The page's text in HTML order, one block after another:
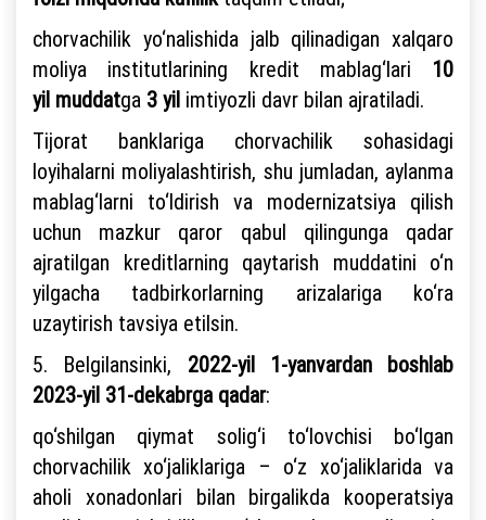
chorvachilik yo‘nalishida jalb qilinadigan xalqaro
moliya institutlarining kredit mablag‘lari 10
yil muddatga 3 yil imtiyozli davr bilan ajratiladi.
Tijorat banklariga chorvachilik sohasidagi
loyihalarni moliyalashtirish, shu jumladan, aylanma
mablag‘larni to‘ldirish va modernizatsiya qilish
uchun mazkur qaror qabul qilingunga qadar
ajratilgan kreditlarning qaytarish muddatini o‘n
yilgacha tadbirkorlarning arizalariga ko‘ra
uzaytirish tavsiya etilsin.
5. Belgilansinki, 2022-yil 1-yanvardan boshlab
2023-yil 31-dekabrga qadar:
qo‘shilgan qiymat solig‘i to‘lovchisi bo‘lgan
chorvachilik xo‘jaliklariga – o‘z xo‘jaliklarida va
aholi xonadonlari bilan birgalikda kooperatsiya